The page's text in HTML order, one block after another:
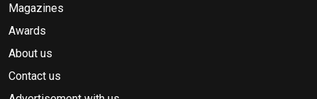
Magazines
Awards
About us
Contact us